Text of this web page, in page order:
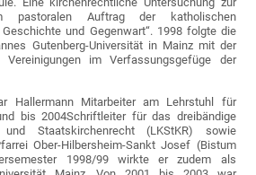
pastoralen Auftrag der katholischen
und Gegenwart“. 1998 folgte die
Gutenberg-Universität in Mainz mit der
Vereinigungen im Verfassungsgefüge der
Hallermann Mitarbeiter am Lehrstuhl für
bis 2004Schriftleiter für das dreibändige
Staatskirchenrecht (LKStKR) sowie
Ober-Hilbersheim-Sankt Josef (Bistum
1998/99 wirkte er zudem als